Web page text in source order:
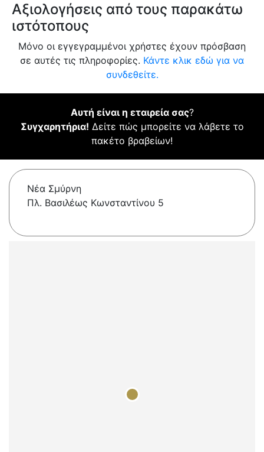
Αξιολογήσεις από τους παρακάτω
ιστότοπους
Μόνο οι εγγεγραμμένοι χρήστες έχουν πρόσβαση
σε αυτές τις πληροφορίες. Κάντε κλικ εδώ για να
συνδεθείτε.
Αυτή είναι η εταιρεία σας?
Συγχαρητήρια! Δείτε πώς μπορείτε να λάβετε το
πακέτο βραβείων!
Νέα Σμύρνη
Πλ. Βασιλέως Κωνσταντίνου 5